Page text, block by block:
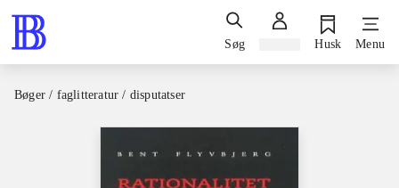
Søg Husk Menu
Bøger / faglitteratur / disputatser